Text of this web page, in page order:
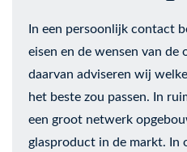
In een persoonlijk contact
eisen en de wensen van de
daarvan adviseren wij
het beste zou passen. In
een groot netwerk
glasproduct in de markt. In